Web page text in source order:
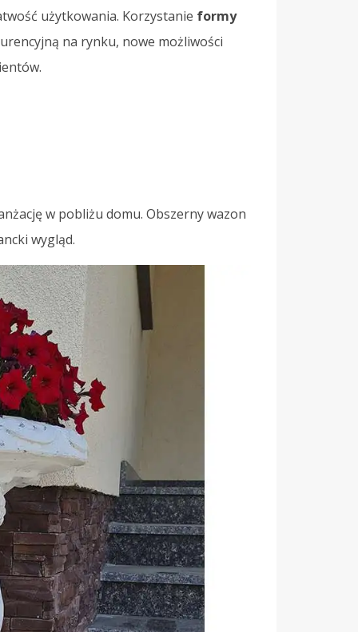
użytkowania. Korzystanie formy
na rynku, nowe możliwości
w pobliżu domu. Obszerny wazon
wygląd.